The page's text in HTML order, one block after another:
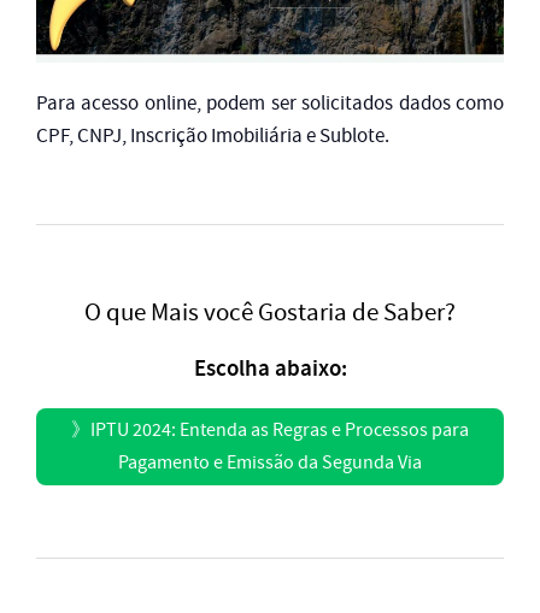
Para acesso online, podem ser solicitados dados como
CPF, CNPJ, Inscrição Imobiliária e Sublote.
O que Mais você Gostaria de Saber?
Escolha abaixo:
》 IPTU 2024: Entenda as Regras e Processos para
Pagamento e Emissão da Segunda Via